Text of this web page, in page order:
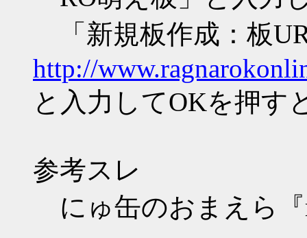
「新規板作成：板
http://
と入力してOKを押す
参考スレ
にゅ缶のおまえら『